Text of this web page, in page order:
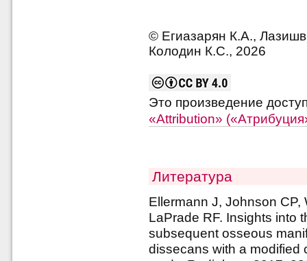
© Егиазарян К.А.,
Колодин К.С., 2026
Это произведение
«Attribution»
Литература
Ellermann J, Johnson
LaPrade RF. Insights into
subsequent osseous
dissecans with a modified